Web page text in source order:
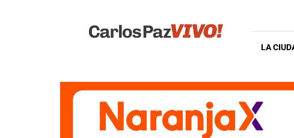
Vivo
LA